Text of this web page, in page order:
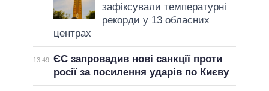
зафіксували температурні
рекорди у 13 обласних
центрах
13:49 ЄС запровадив нові санкції проти
росії за посилення ударів по Києву